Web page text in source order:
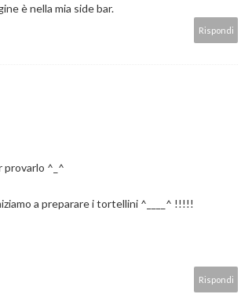
è nella mia side bar.
Rispondi
provarlo ^_^
a preparare i tortellini ^____^ !!!!!
Rispondi